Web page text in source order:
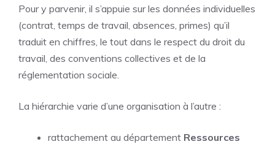
Pour y parvenir, il s’appuie sur les données individuelles
(contrat, temps de travail, absences, primes) qu’il
traduit en chiffres, le tout dans le respect du droit du
travail, des conventions collectives et de la
réglementation sociale.
La hiérarchie varie d’une organisation à l’autre :
rattachement au département Ressources